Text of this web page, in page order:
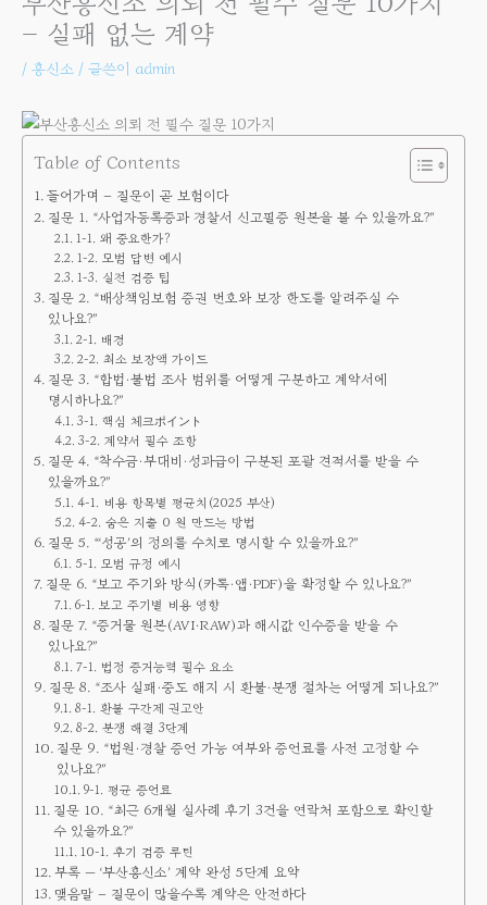
– 실패 없는 계약
/ 흥신소 / 글쓴이 admin
Table of Contents
들어가며 – 질문이 곧 보험이다
질문 1. “사업자등록증과 경찰서 신고필증 원본을 볼 수 있을까요?”
1-1. 왜 중요한가?
1-2. 모범 답변 예시
1-3. 실전 검증 팁
질문 2. “배상책임보험 증권 번호와 보장 한도를 알려주실 수
있나요?”
2-1. 배경
2-2. 최소 보장액 가이드
질문 3. “합법·불법 조사 범위를 어떻게 구분하고 계약서에
명시하나요?”
3-1. 핵심 체크ポイント
3-2. 계약서 필수 조항
질문 4. “착수금·부대비·성과급이 구분된 포괄 견적서를 받을 수
있을까요?”
4-1. 비용 항목별 평균치(2025 부산)
4-2. 숨은 지출 0 원 만드는 방법
질문 5. “‘성공’의 정의를 수치로 명시할 수 있을까요?”
5-1. 모범 규정 예시
질문 6. “보고 주기와 방식(카톡·앱·PDF)을 확정할 수 있나요?”
6-1. 보고 주기별 비용 영향
질문 7. “증거물 원본(AVI·RAW)과 해시값 인수증을 받을 수
있나요?”
7-1. 법정 증거능력 필수 요소
질문 8. “조사 실패·중도 해지 시 환불·분쟁 절차는 어떻게 되나요?”
8-1. 환불 구간제 권고안
8-2. 분쟁 해결 3단계
질문 9. “법원·경찰 증언 가능 여부와 증언료를 사전 고정할 수
있나요?”
9-1. 평균 증언료
질문 10. “최근 6개월 실사례 후기 3건을 연락처 포함으로 확인할
수 있을까요?”
10-1. 후기 검증 루틴
부록 — ‘부산흥신소’ 계약 완성 5단계 요약
맺음말 – 질문이 많을수록 계약은 안전하다